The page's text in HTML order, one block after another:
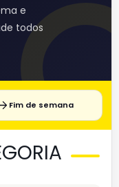
e
todos
Fim de semana